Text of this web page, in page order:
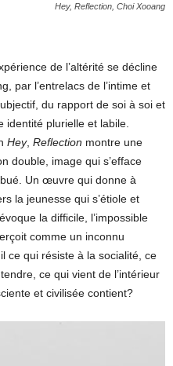
Hey, Reflection, Choi Xooang
de l’altérité se décline
par l’entrelacs de l’intime et
du rapport de soi à soi et
identité plurielle et labile.
Hey, Reflection montre une
double, image qui s’efface
Un œuvre qui donne à
la jeunesse qui s’étiole et
la difficile, l’impossible
comme un inconnu
ce qui résiste à la socialité, ce
ce qui vient de l’intérieur
et civilisée contient?